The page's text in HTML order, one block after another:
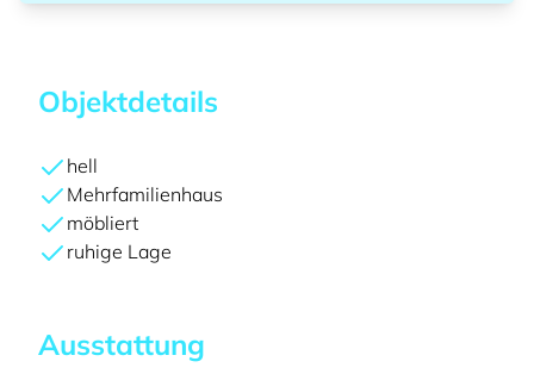
Objektdetails
hell
Mehrfamilienhaus
möbliert
ruhige Lage
Ausstattung